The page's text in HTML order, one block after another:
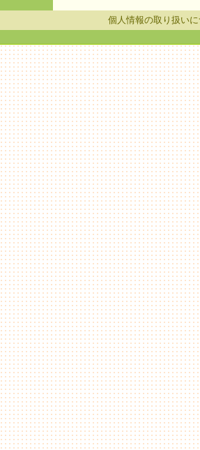
個人情報の取り扱い